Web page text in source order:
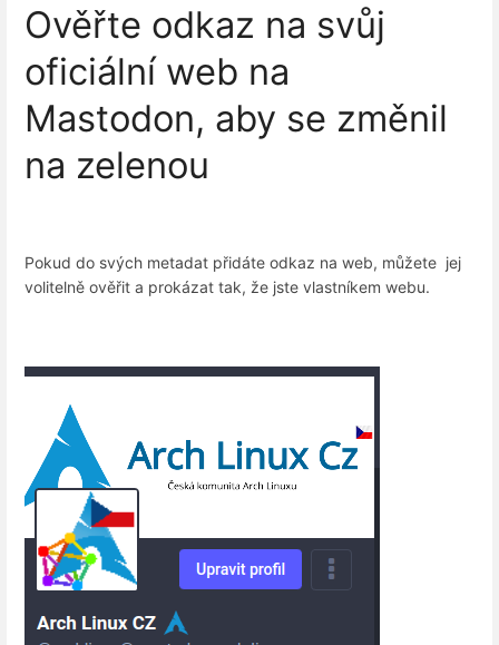
Ověřte odkaz na svůj
oficiální web na
Mastodon, aby se změnil
na zelenou
Pokud do svých metadat přidáte odkaz na web, můžete jej
volitelně ověřit a prokázat tak, že jste vlastníkem webu.